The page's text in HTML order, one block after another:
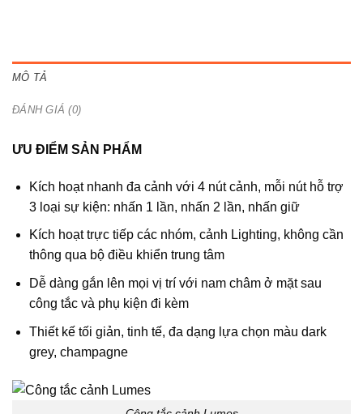
MÔ TẢ
ĐÁNH GIÁ (0)
ƯU ĐIỂM SẢN PHẨM
Kích hoạt nhanh đa cảnh với 4 nút cảnh, mỗi nút hỗ trợ
3 loại sự kiện: nhấn 1 lần, nhấn 2 lần, nhấn giữ
Kích hoạt trực tiếp các nhóm, cảnh Lighting, không cần
thông qua bộ điều khiển trung tâm
Dễ dàng gắn lên mọi vị trí với nam châm ở mặt sau
công tắc và phụ kiện đi kèm
Thiết kế tối giản, tinh tế, đa dạng lựa chọn màu dark
grey, champagne